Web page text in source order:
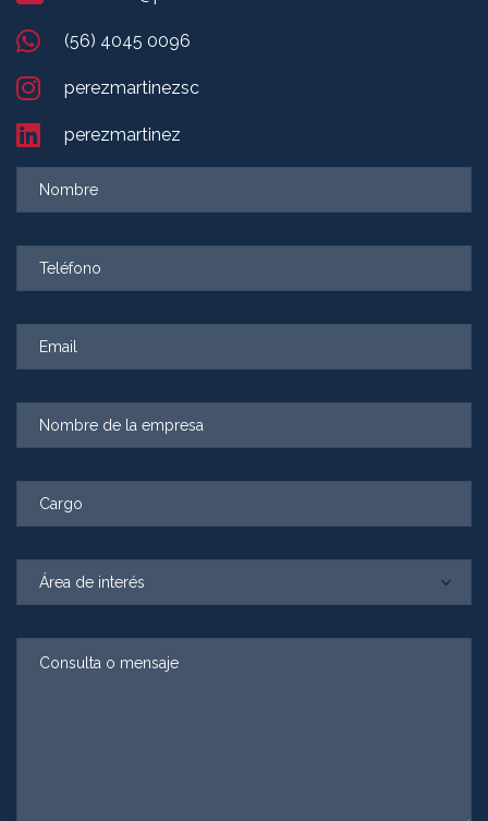
(56) 4045 0096
perezmartinezsc
perezmartinez
Área de interés